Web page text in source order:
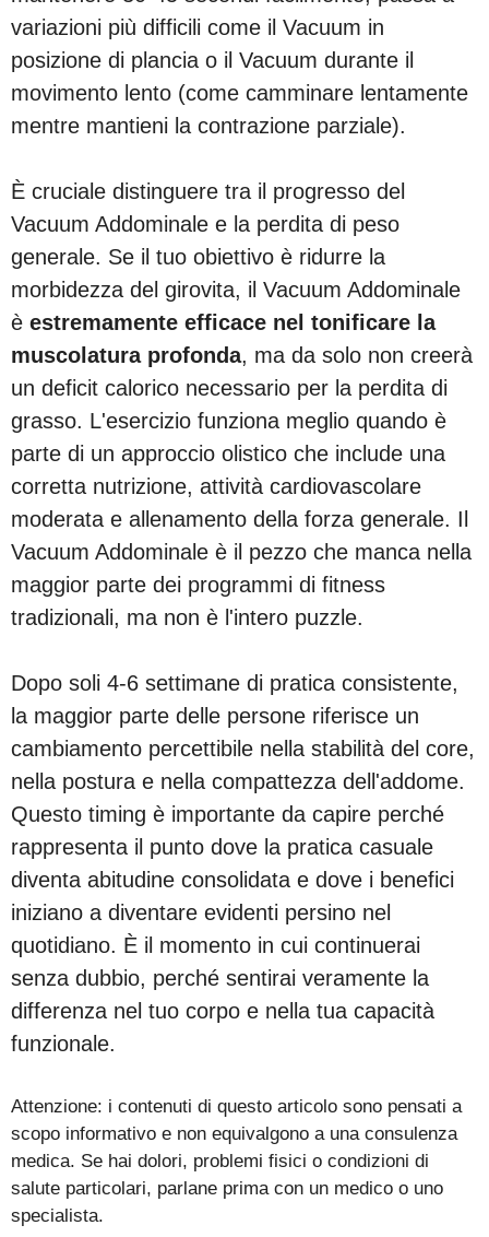
variazioni più difficili come il Vacuum in
posizione di plancia o il Vacuum durante il
movimento lento (come camminare lentamente
mentre mantieni la contrazione parziale).
È cruciale distinguere tra il progresso del
Vacuum Addominale e la perdita di peso
generale. Se il tuo obiettivo è ridurre la
morbidezza del girovita, il Vacuum Addominale
è estremamente efficace nel tonificare la
muscolatura profonda, ma da solo non creerà
un deficit calorico necessario per la perdita di
grasso. L'esercizio funziona meglio quando è
parte di un approccio olistico che include una
corretta nutrizione, attività cardiovascolare
moderata e allenamento della forza generale. Il
Vacuum Addominale è il pezzo che manca nella
maggior parte dei programmi di fitness
tradizionali, ma non è l'intero puzzle.
Dopo soli 4-6 settimane di pratica consistente,
la maggior parte delle persone riferisce un
cambiamento percettibile nella stabilità del core,
nella postura e nella compattezza dell'addome.
Questo timing è importante da capire perché
rappresenta il punto dove la pratica casuale
diventa abitudine consolidata e dove i benefici
iniziano a diventare evidenti persino nel
quotidiano. È il momento in cui continuerai
senza dubbio, perché sentirai veramente la
differenza nel tuo corpo e nella tua capacità
funzionale.
Attenzione: i contenuti di questo articolo sono pensati a
scopo informativo e non equivalgono a una consulenza
medica. Se hai dolori, problemi fisici o condizioni di
salute particolari, parlane prima con un medico o uno
specialista.